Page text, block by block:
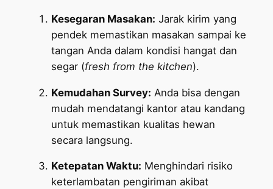
Kesegaran Masakan: Jarak kirim yang
pendek memastikan masakan sampai ke
tangan Anda dalam kondisi hangat dan
segar (fresh from the kitchen).
Kemudahan Survey: Anda bisa dengan
mudah mendatangi kantor atau kandang
untuk memastikan kualitas hewan
secara langsung.
Ketepatan Waktu: Menghindari risiko
keterlambatan pengiriman akibat